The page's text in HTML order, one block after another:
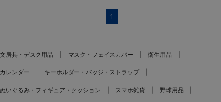
1
文房具・デスク用品 マスク・フェイスカバー 衛生用品
カレンダー キーホルダー・バッジ・ストラップ
ぬいぐるみ・フィギュア・クッション スマホ雑貨 野球用品